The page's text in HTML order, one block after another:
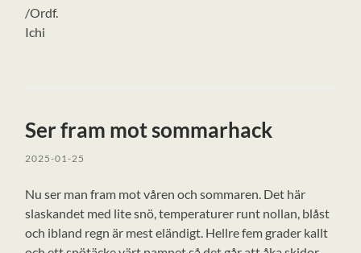
/Ordf.
Ichi
Ser fram mot sommarhack
2025-01-25
Nu ser man fram mot våren och sommaren. Det här
slaskandet med lite snö, temperaturer runt nollan, blåst
och ibland regn är mest eländigt. Hellre fem grader kallt